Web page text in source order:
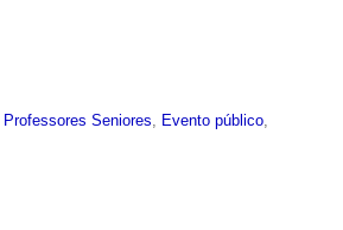
Professores Seniores Evento público